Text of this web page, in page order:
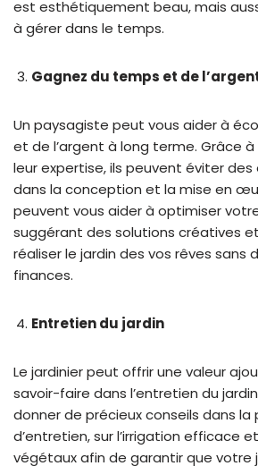
est esthétiquement beau, mais
à gérer dans le temps.
Gagnez du temps et de
Un paysagiste peut vous aider à
et de l’argent à long terme. Grâce
leur expertise, ils peuvent éviter
dans la conception et la mise en
peuvent vous aider à optimiser
suggérant des solutions créatives
réaliser le jardin des vos rêves sans
finances.
Entretien du jardin
Le jardinier peut offrir une valeur
savoir-faire dans l’entretien du
donner de précieux conseils dans la
d’entretien, sur l’irrigation efficace
végétaux afin de garantir que votre